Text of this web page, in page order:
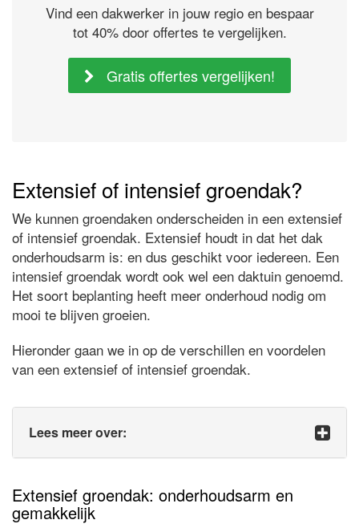
Vind een dakwerker in jouw regio en bespaar
tot 40% door offertes te vergelijken.
Gratis offertes vergelijken!
Extensief of intensief groendak?
We kunnen groendaken onderscheiden in een extensief
of intensief groendak. Extensief houdt in dat het dak
onderhoudsarm is: en dus geschikt voor iedereen. Een
intensief groendak wordt ook wel een daktuin genoemd.
Het soort beplanting heeft meer onderhoud nodig om
mooi te blijven groeien.
Hieronder gaan we in op de verschillen en voordelen
van een extensief of intensief groendak.
Lees meer over:
Extensief groendak: onderhoudsarm en
gemakkelijk